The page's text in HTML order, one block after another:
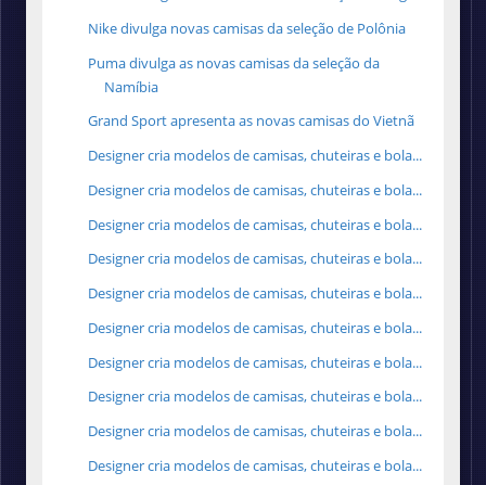
Nike divulga novas camisas da seleção de Polônia
Puma divulga as novas camisas da seleção da
Namíbia
Grand Sport apresenta as novas camisas do Vietnã
Designer cria modelos de camisas, chuteiras e bola...
Designer cria modelos de camisas, chuteiras e bola...
Designer cria modelos de camisas, chuteiras e bola...
Designer cria modelos de camisas, chuteiras e bola...
Designer cria modelos de camisas, chuteiras e bola...
Designer cria modelos de camisas, chuteiras e bola...
Designer cria modelos de camisas, chuteiras e bola...
Designer cria modelos de camisas, chuteiras e bola...
Designer cria modelos de camisas, chuteiras e bola...
Designer cria modelos de camisas, chuteiras e bola...